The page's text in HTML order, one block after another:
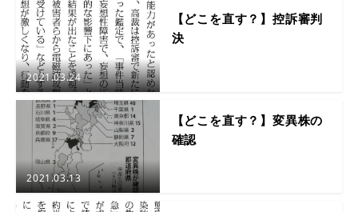
2021.03.24
【どこを直す？】控訴審判
決
2021.03.13
【どこを直す？】変異株の
確認